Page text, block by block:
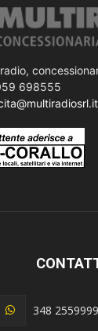
698555
348 2559999